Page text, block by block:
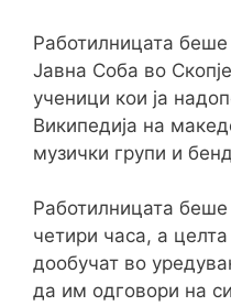
Работилницата
Јавна Соба во
ученици кои ја
Википедија на
музички групи и
Работилницата
четири часа, а
дообучат во
да им одговори на